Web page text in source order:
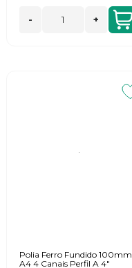
- +
Polia Ferro Fundido 100mm
A4 4 Canais Perfil A 4"